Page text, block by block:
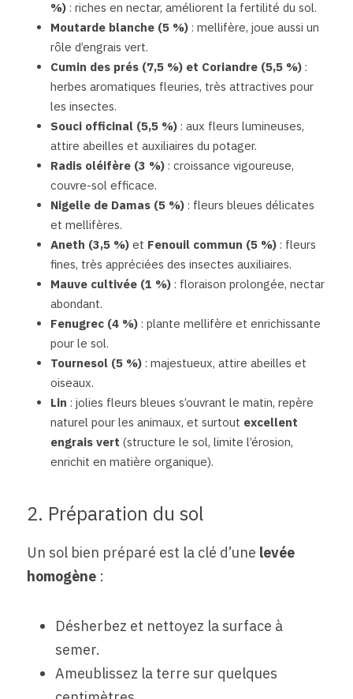
%) : riches en nectar, améliorent la fertilité du sol.
Moutarde blanche (5 %) : mellifère, joue aussi un
rôle d’engrais vert.
Cumin des prés (7,5 %) et Coriandre (5,5 %) :
herbes aromatiques fleuries, très attractives pour
les insectes.
Souci officinal (5,5 %) : aux fleurs lumineuses,
attire abeilles et auxiliaires du potager.
Radis oléifère (3 %) : croissance vigoureuse,
couvre-sol efficace.
Nigelle de Damas (5 %) : fleurs bleues délicates
et mellifères.
Aneth (3,5 %) et Fenouil commun (5 %) : fleurs
fines, très appréciées des insectes auxiliaires.
Mauve cultivée (1 %) : floraison prolongée, nectar
abondant.
Fenugrec (4 %) : plante mellifère et enrichissante
pour le sol.
Tournesol (5 %) : majestueux, attire abeilles et
oiseaux.
Lin : jolies fleurs bleues s’ouvrant le matin, repère
naturel pour les animaux, et surtout excellent
engrais vert (structure le sol, limite l’érosion,
enrichit en matière organique).
2. Préparation du sol
Un sol bien préparé est la clé d’une levée
homogène :
Désherbez et nettoyez la surface à
semer.
Ameublissez la terre sur quelques